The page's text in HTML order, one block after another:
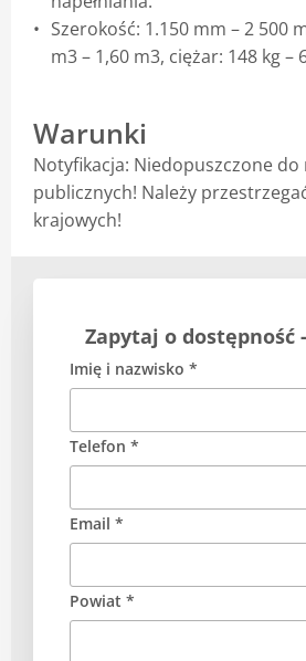
Szerokość: 1.150 mm – 2 500
m3 – 1,60 m3, ciężar: 148 kg –
Warunki
Notyfikacja: Niedopuszczone
publicznych! Należy
krajowych!
Zapytaj o dostępność
Imię i nazwisko *
Telefon *
Email *
Powiat *